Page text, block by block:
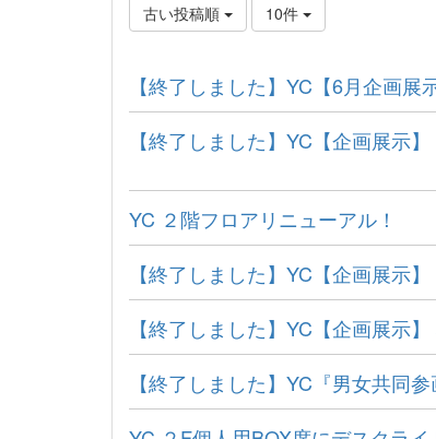
古い投稿順 10件
【終了しました】YC【6月企画展
【終了しました】YC【企画展示
YC ２階フロアリニューアル！
【終了しました】YC【企画展
【終了しました】YC【企画展示
【終了しました】YC『男女共同